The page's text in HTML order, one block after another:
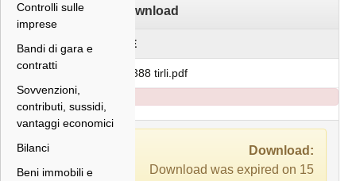
Controlli sulle
imprese
Bandi di gara e
contratti
Sovvenzioni,
contributi, sussidi,
vantaggi economici
Bilanci
Beni immobili e
Download
FILE
ord 388 tirli.pdf
Download:
Download was expired on 15